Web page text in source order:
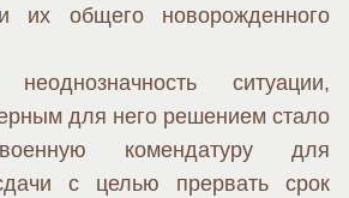
их общего новорожденного
ситуации,
для него решением стало
комендатуру для
с целью прервать срок